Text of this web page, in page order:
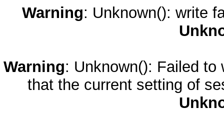
Warning: Unknown(): write
Warning: Unknown(): Failed
that the current setting of